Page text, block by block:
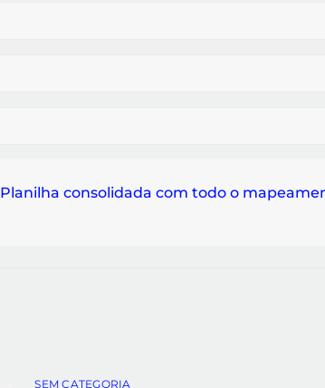
Planilha consolidada com todo o
SEM CATEGORIA